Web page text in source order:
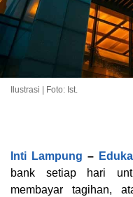
Ilustrasi | Foto: Ist.
Inti Lampung –
bank setiap hari
membayar tagihan,